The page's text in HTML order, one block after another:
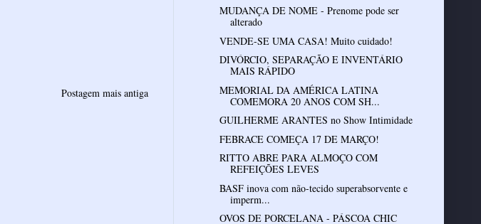
Postagem mais antiga
MUDANÇA DE NOME - Prenome pode ser
alterado
VENDE-SE UMA CASA! Muito cuidado!
DIVÓRCIO, SEPARAÇÃO E INVENTÁRIO
MAIS RÁPIDO
MEMORIAL DA AMÉRICA LATINA
COMEMORA 20 ANOS COM SH...
GUILHERME ARANTES no Show Intimidade
FEBRACE COMEÇA 17 DE MARÇO!
RITTO ABRE PARA ALMOÇO COM
REFEIÇÕES LEVES
BASF inova com não-tecido superabsorvente e
imperm...
OVOS DE PORCELANA - PÁSCOA CHIC